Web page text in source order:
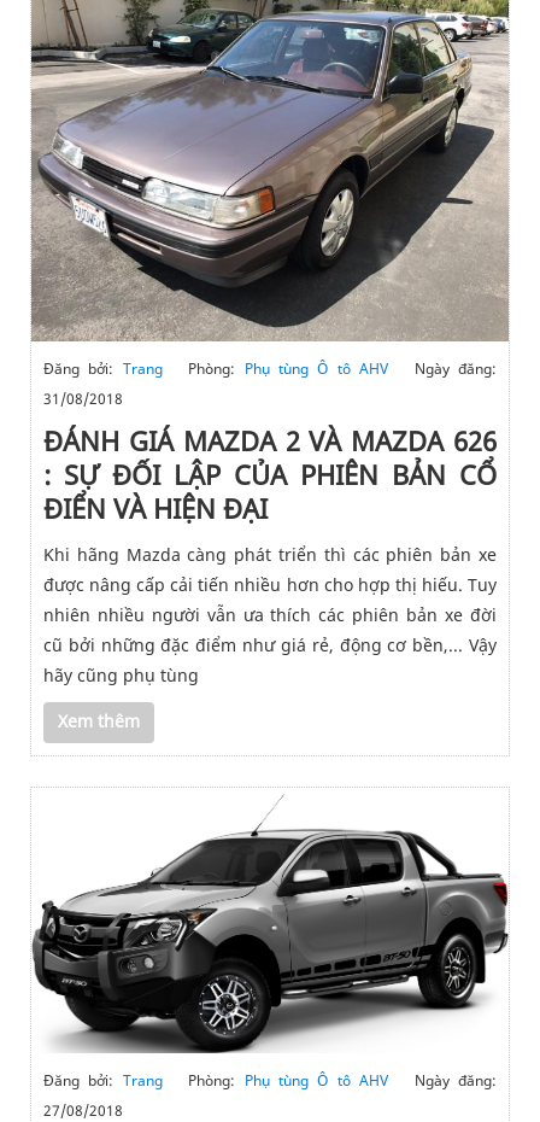
Đăng bởi: TrangPhòng: Phụ tùng Ô tô AHVNgày đăng:
31/08/2018
ĐÁNH GIÁ MAZDA 2 VÀ MAZDA 626
: SỰ ĐỐI LẬP CỦA PHIÊN BẢN CỔ
ĐIỂN VÀ HIỆN ĐẠI
Khi hãng Mazda càng phát triển thì các phiên bản xe
được nâng cấp cải tiến nhiều hơn cho hợp thị hiếu. Tuy
nhiên nhiều người vẫn ưa thích các phiên bản xe đời
cũ bởi những đặc điểm như giá rẻ, động cơ bền,... Vậy
hãy cũng phụ tùng
Xem thêm
Đăng bởi: TrangPhòng: Phụ tùng Ô tô AHVNgày đăng:
27/08/2018